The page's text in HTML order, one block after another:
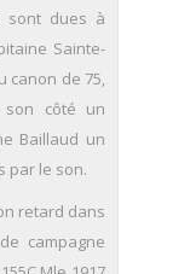
sont dues à
Sainte-
canon de 75,
son côté un
Baillaud un
par le son.
retard dans
campagne